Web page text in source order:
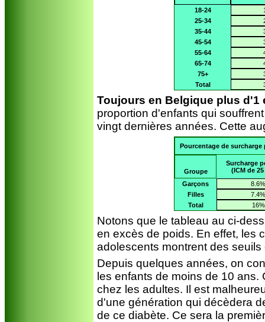
18-24
25-34
35-44
45-54
55-64
65-74
75+
Total
Toujours en Belgique plus
proportion d'enfants qui
vingt dernières années. Cette
Pourcentage de surcharge
Groupe
Surcharge
(ICM de 25
Garçons
8.6%
Filles
7.4%
Total
16%
Notons que le tableau au ci-
en excès de poids. En effet, les
adolescents montrent des
Depuis quelques années, on
les enfants de moins de 10
chez les adultes. Il est
d'une génération qui décèdera
de ce diabète. Ce sera la